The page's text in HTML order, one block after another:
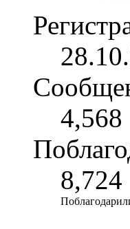
4,568
8,724